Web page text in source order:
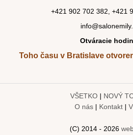
+421 902 702 382 +421
Otváracie
Toho času v Bratislave
VŠETKO| NOVÝ
O nás | Kontakt |
(C) 2014 - 2026